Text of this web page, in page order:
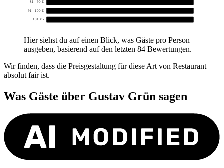
81 - 90 €
91 - 100 €
101 € -
Hier siehst du auf einen Blick, was Gäste pro Person
ausgeben, basierend auf den letzten 84 Bewertungen.
Wir finden, dass die Preisgestaltung für diese Art von Restaurant
absolut fair ist.
Was Gäste über Gustav Grün sagen